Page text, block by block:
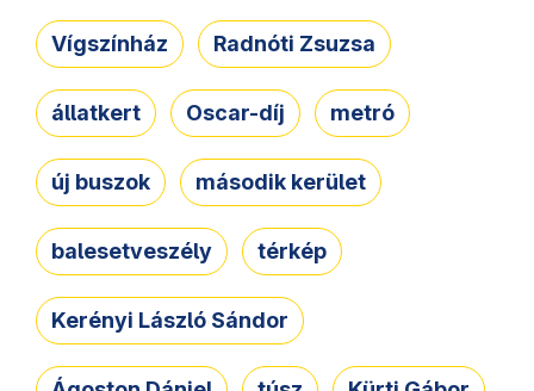
Vígszínház Radnóti Zsuzsa
állatkert Oscar-díj metró
új buszok második kerület
balesetveszély térkép
Kerényi László Sándor